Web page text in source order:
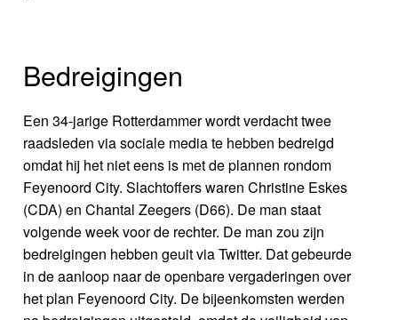
Bedreigingen
Een 34-jarige Rotterdammer wordt verdacht twee
raadsleden via sociale media te hebben bedreigd
omdat hij het niet eens is met de plannen rondom
Feyenoord City. Slachtoffers waren Christine Eskes
(CDA) en Chantal Zeegers (D66). De man staat
volgende week voor de rechter. De man zou zijn
bedreigingen hebben geuit via Twitter. Dat gebeurde
in de aanloop naar de openbare vergaderingen over
het plan Feyenoord City. De bijeenkomsten werden